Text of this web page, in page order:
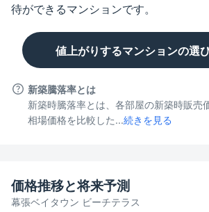
待ができるマンションです。
値上がりするマンションの選
新築騰落率とは
新築時騰落率とは、各部屋の新築時販売
相場価格を比較した...続きを見る
幕張ベイタウン ビーチテラス
価格推移と将来予測